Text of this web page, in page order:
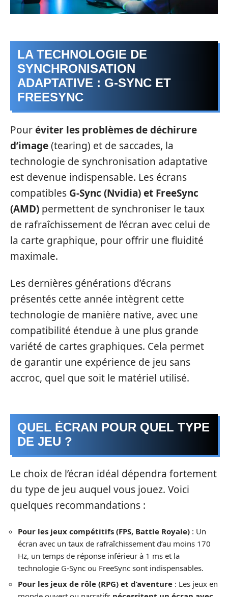
LA TECHNOLOGIE DE
SYNCHRONISATION
ADAPTATIVE : G-SYNC ET
FREESYNC
Pouréviter les problèmes de déchirure
d’image(tearing) et de saccades, la
technologie de synchronisation adaptative
est devenue indispensable. Les écrans
compatibles G-Sync (Nvidia) et FreeSync
(AMD) permettent de synchroniser le taux
de rafraîchissement de l’écran avec celui de
la carte graphique, pour offrir une fluidité
maximale.
Les dernières générations d’écrans
présentés cette année intègrent cette
technologie de manière native, avec une
compatibilité étendue à une plus grande
variété de cartes graphiques. Cela permet
de garantir une expérience de jeu sans
accroc, quel que soit le matériel utilisé.
QUEL ÉCRAN POUR QUEL TYPE
DE JEU ?
Le choix de l’écran idéal dépendra fortement
du type de jeu auquel vous jouez. Voici
quelques recommandations :
Pour les jeux compétitifs (FPS, Battle Royale) : Un
écran avec un taux de rafraîchissement d’au moins 170
Hz, un temps de réponse inférieur à 1 ms et la
technologie G-Sync ou FreeSync sont indispensables.
Pour les jeux de rôle (RPG) et d’aventure : Les jeux en